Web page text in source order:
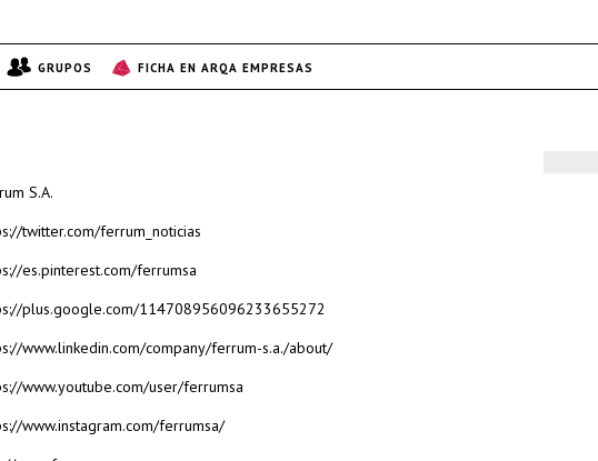
GRUPOS FICHA EN ARQA EMPRESAS
S.A.
twitter.com/ferrum_noticias
es.pinterest.com/ferrumsa
plus.google.com/114708956096233655272
www.linkedin.com/company/ferrum-s.a./about/
www.youtube.com/user/ferrumsa
www.instagram.com/ferrumsa/